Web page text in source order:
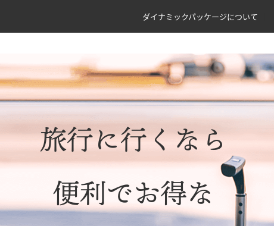
ダイナミックパッケージについて
旅行に行くなら
便利でお得な